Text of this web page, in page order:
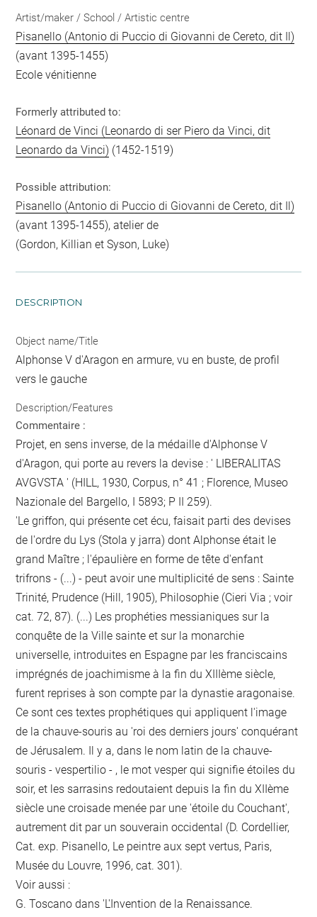
Artist/maker / School / Artistic centre
Pisanello (Antonio di Puccio di Giovanni de Cereto, dit Il)
(avant 1395-1455)
Ecole vénitienne
Formerly attributed to:
Léonard de Vinci (Leonardo di ser Piero da Vinci, dit
Leonardo da Vinci) (1452-1519)
Possible attribution:
Pisanello (Antonio di Puccio di Giovanni de Cereto, dit Il)
(avant 1395-1455), atelier de
(Gordon, Killian et Syson, Luke)
DESCRIPTION
Object name/Title
Alphonse V d'Aragon en armure, vu en buste, de profil
vers le gauche
Description/Features
Commentaire :
Projet, en sens inverse, de la médaille d'Alphonse V
d'Aragon, qui porte au revers la devise : ' LIBERALITAS
AVGVSTA ' (HILL, 1930, Corpus, n° 41 ; Florence, Museo
Nazionale del Bargello, I 5893; P II 259).
'Le griffon, qui présente cet écu, faisait parti des devises
de l'ordre du Lys (Stola y jarra) dont Alphonse était le
grand Maître ; l'épaulière en forme de tête d'enfant
trifrons - (...) - peut avoir une multiplicité de sens : Sainte
Trinité, Prudence (Hill, 1905), Philosophie (Cieri Via ; voir
cat. 72, 87). (...) Les prophéties messianiques sur la
conquête de la Ville sainte et sur la monarchie
universelle, introduites en Espagne par les franciscains
imprégnés de joachimisme à la fin du XIIIème siècle,
furent reprises à son compte par la dynastie aragonaise.
Ce sont ces textes prophétiques qui appliquent l'image
de la chauve-souris au 'roi des derniers jours' conquérant
de Jérusalem. Il y a, dans le nom latin de la chauve-
souris - vespertilio - , le mot vesper qui signifie étoiles du
soir, et les sarrasins redoutaient depuis la fin du XIIème
siècle une croisade menée par une 'étoile du Couchant',
autrement dit par un souverain occidental (D. Cordellier,
Cat. exp. Pisanello, Le peintre aux sept vertus, Paris,
Musée du Louvre, 1996, cat. 301).
Voir aussi :
G. Toscano dans 'L'Invention de la Renaissance.